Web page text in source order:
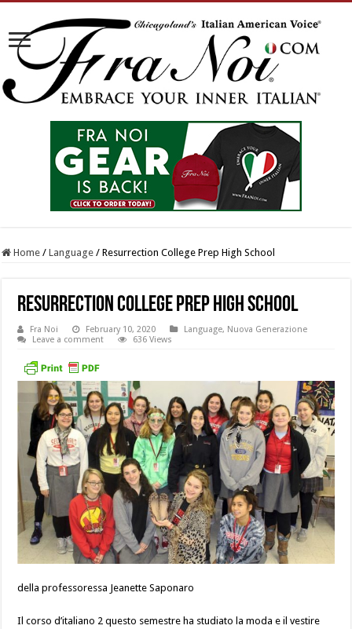
Home / Language / Resurrection College Prep High School
Resurrection College Prep High School
Fra Noi February 10, 2020 Language, Nuova Generazione
Leave a comment
636 Views
della professoressa Jeanette Saponaro
Il corso d’italiano 2 questo semestre ha studiato la moda e il vestire